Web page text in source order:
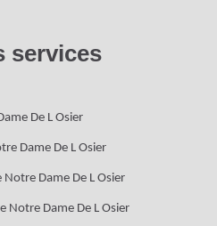
services
De L Osier
Dame De L Osier
Dame De L Osier
Notre Dame De L Osier